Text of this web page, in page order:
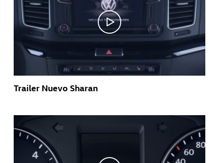
Trailer Nuevo Sharan